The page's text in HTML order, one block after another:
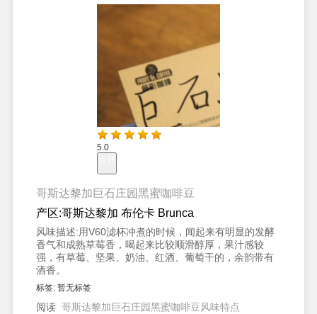
5.0
哥斯达黎加巨石庄园黑蜜咖啡豆
产区:哥斯达黎加 布伦卡 Brunca
风味描述:用V60滤杯冲煮的时候，闻起来有明显的发酵
香气和成熟草莓香，喝起来比较顺滑醇厚，果汁感较
强，有草莓、坚果、奶油、红酒、葡萄干的，余韵带有
酒香。
标签: 暂无标签
阅读 哥斯达黎加巨石庄园黑蜜咖啡豆风味特点